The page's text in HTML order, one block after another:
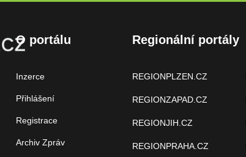
O portálu
Inzerce
Přihlášení
Registrace
Archiv Zpráv
Regionální portály
REGIONPLZEN.CZ
REGIONZAPAD.CZ
REGIONJIH.CZ
REGIONPRAHA.CZ